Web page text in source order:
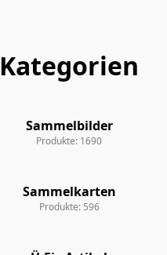
Kategorien
Sammelbilder
Sammelbilder
Produkte: 1690
Sammelkarten
Sammelkarten
Produkte: 596
Ü-Ei - Artikel